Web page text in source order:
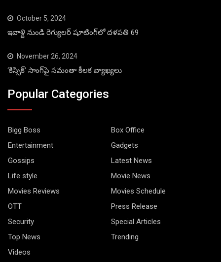
October 5, 2024
ఇవాళ్టి నుండి రెగ్యులర్ షూటింగ్‌లో దళపతి 69
November 26, 2024
‘కిస్సిక్’ సాంగ్‌పై సమంతా కీలక వ్యాఖ్యలు
Popular Categories
Bigg Boss
Box Office
Entertainment
Gadgets
Gossips
Latest News
Life style
Movie News
Movies Reviews
Movies Schedule
OTT
Press Release
Security
Special Articles
Top News
Trending
Videos